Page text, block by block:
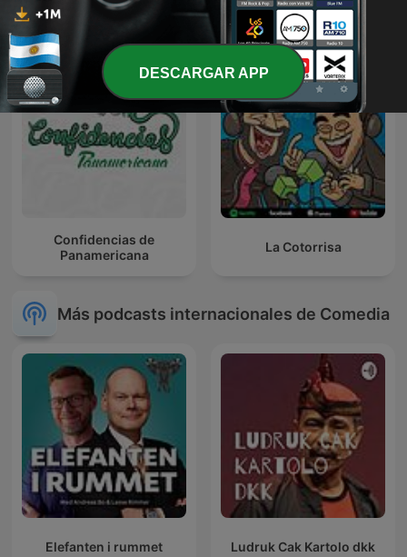
Intergaláctico
AMBULANTES
Confidencias de
Panamericana
La Cotorrisa
Más podcasts internacionales de Comedia
Elefanten i rummet Ludruk Cak Kartolo dkk
DESCARGAR APP